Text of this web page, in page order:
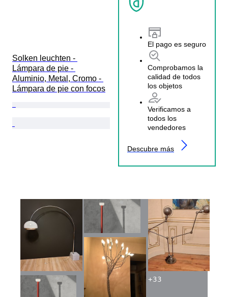
Solken leuchten -
Lámpara de pie -
Aluminio, Metal, Cromo -
Lámpara de pie con focos
El pago es seguro
Comprobamos la
calidad de todos
los objetos
Verificamos a
todos los
vendedores
Descubre más
+33